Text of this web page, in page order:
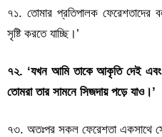
৭১. তোমার প্রতিপালক ফেরেশতাদের
সৃষ্টি করতে যাচ্ছি।’
৭২. ‘যখন আমি তাকে আকৃতি দেই
তোমরা তার সামনে সিজদায় পড়ে যাও।’
৭৩. অতঃপর সকল ফেরেশতা একসাথে